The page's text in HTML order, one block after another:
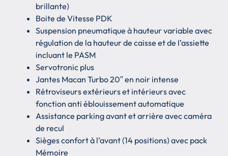
brillante)
Boite de Vitesse PDK
Suspension pneumatique à hauteur variable avec
régulation de la hauteur de caisse et de l’assiette
incluant le PASM
Servotronic plus
Jantes Macan Turbo 20″ en noir intense
Rétroviseurs extérieurs et intérieurs avec
fonction anti éblouissement automatique
Assistance parking avant et arrière avec caméra
de recul
Sièges confort à l’avant (14 positions) avec pack
Mémoire